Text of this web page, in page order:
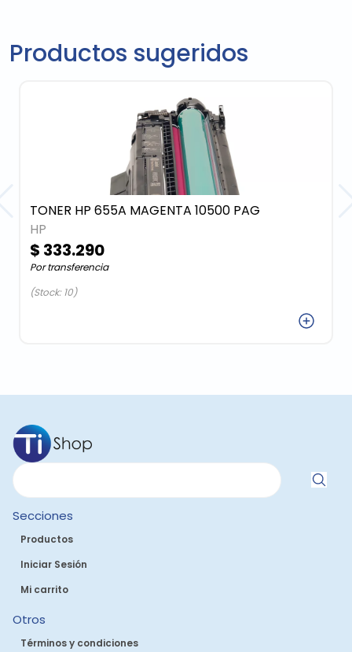
Productos sugeridos
TONER HP 655A MAGENTA 10500 PAG
HP
$ 333.290
Por transferencia
(Stock: 10)
Secciones
Productos
Iniciar Sesión
Mi carrito
Otros
Términos y condiciones